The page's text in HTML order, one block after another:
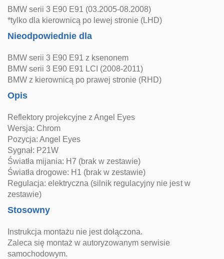
BMW serii 3 E90 E91 (03.2005-08.2008)
*tylko dla kierownicą po lewej stronie (LHD)
Nieodpowiednie dla
BMW serii 3 E90 E91 z ksenonem
BMW serii 3 E90 E91 LCI (2008-2011)
BMW z kierownicą po prawej stronie (RHD)
Opis
Reflektory projekcyjne z Angel Eyes
Wersja: Chrom
Pozycja: Angel Eyes
Sygnał: P21W
Światła mijania: H7 (brak w zestawie)
Światła drogowe: H1 (brak w zestawie)
Regulacja: elektryczna (silnik regulacyjny nie jest w
zestawie)
Stosowny
Instrukcja montażu nie jest dołączona.
Zaleca się montaż w autoryzowanym serwisie
samochodowym.